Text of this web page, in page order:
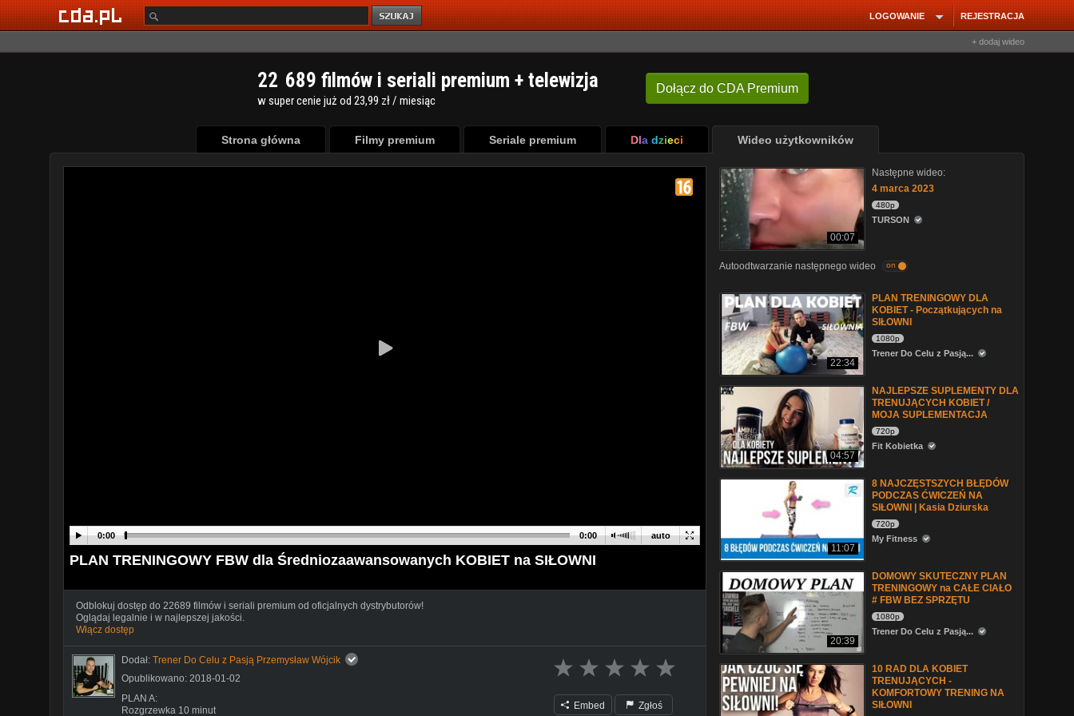
REJESTRACJA
LOGOWANIE
+ dodaj wideo
Dołącz do CDA Premium
22 689 filmów i seriali premium + telewizja
w super cenie już od 23,99 zł / miesiąc
Strona główna Filmy premium Seriale premium Dla dzieci Wideo użytkowników
auto
0:00 0:00
PLAN TRENINGOWY FBW dla Średniozaawansowanych KOBIET na SIŁOWNI
Odblokuj dostęp do 22689 filmów i seriali premium od oficjalnych dystrybutorów!
Oglądaj legalnie i w najlepszej jakości.
Włącz dostęp
Dodał: Trener Do Celu z Pasją Przemysław Wójcik
Opublikowano: 2018-01-02
PLAN A:
Rozgrzewka 10 minut
Embed Zgłoś
00:07
Następne wideo:
4 marca 2023
480p
TURSON
Autoodtwarzanie następnego wideo on
22:34
PLAN TRENINGOWY DLA
KOBIET - Początkujących na
SIŁOWNI
1080p
Trener Do Celu z Pasją...
04:57
NAJLEPSZE SUPLEMENTY DLA
TRENUJĄCYCH KOBIET /
MOJA SUPLEMENTACJA
720p
Fit Kobietka
11:07
8 NAJCZĘSTSZYCH BŁĘDÓW
PODCZAS ĆWICZEŃ NA
SIŁOWNI | Kasia Dziurska
720p
My Fitness
20:39
DOMOWY SKUTECZNY PLAN
TRENINGOWY na CAŁE CIAŁO
# FBW BEZ SPRZĘTU
1080p
Trener Do Celu z Pasją...
10 RAD DLA KOBIET
TRENUJĄCYCH -
KOMFORTOWY TRENING NA
SIŁOWNI